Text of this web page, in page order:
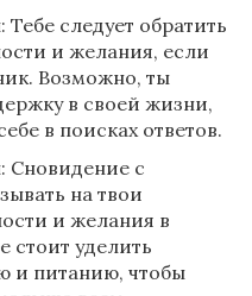
следует обратить
и желания, если
Возможно, ты
в своей жизни,
в поисках ответов.
с
на твои
и желания в
стоит уделить
и питанию, чтобы